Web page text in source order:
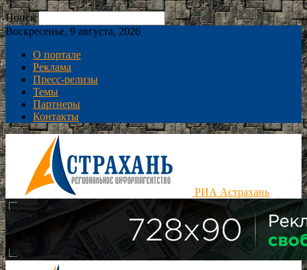
Поиск
Воскресенье, 9 августа, 2026
О портале
Реклама
Пресс-релизы
Темы
Партнеры
Контакты
РИА Астрахань